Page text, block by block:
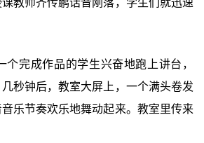
教师齐传鹏话音刚落，学生们就迅速
个完成作品的学生兴奋地跑上讲台，
秒钟后，教室大屏上，一个满头卷发
乐节奏欢乐地舞动起来。教室里传来